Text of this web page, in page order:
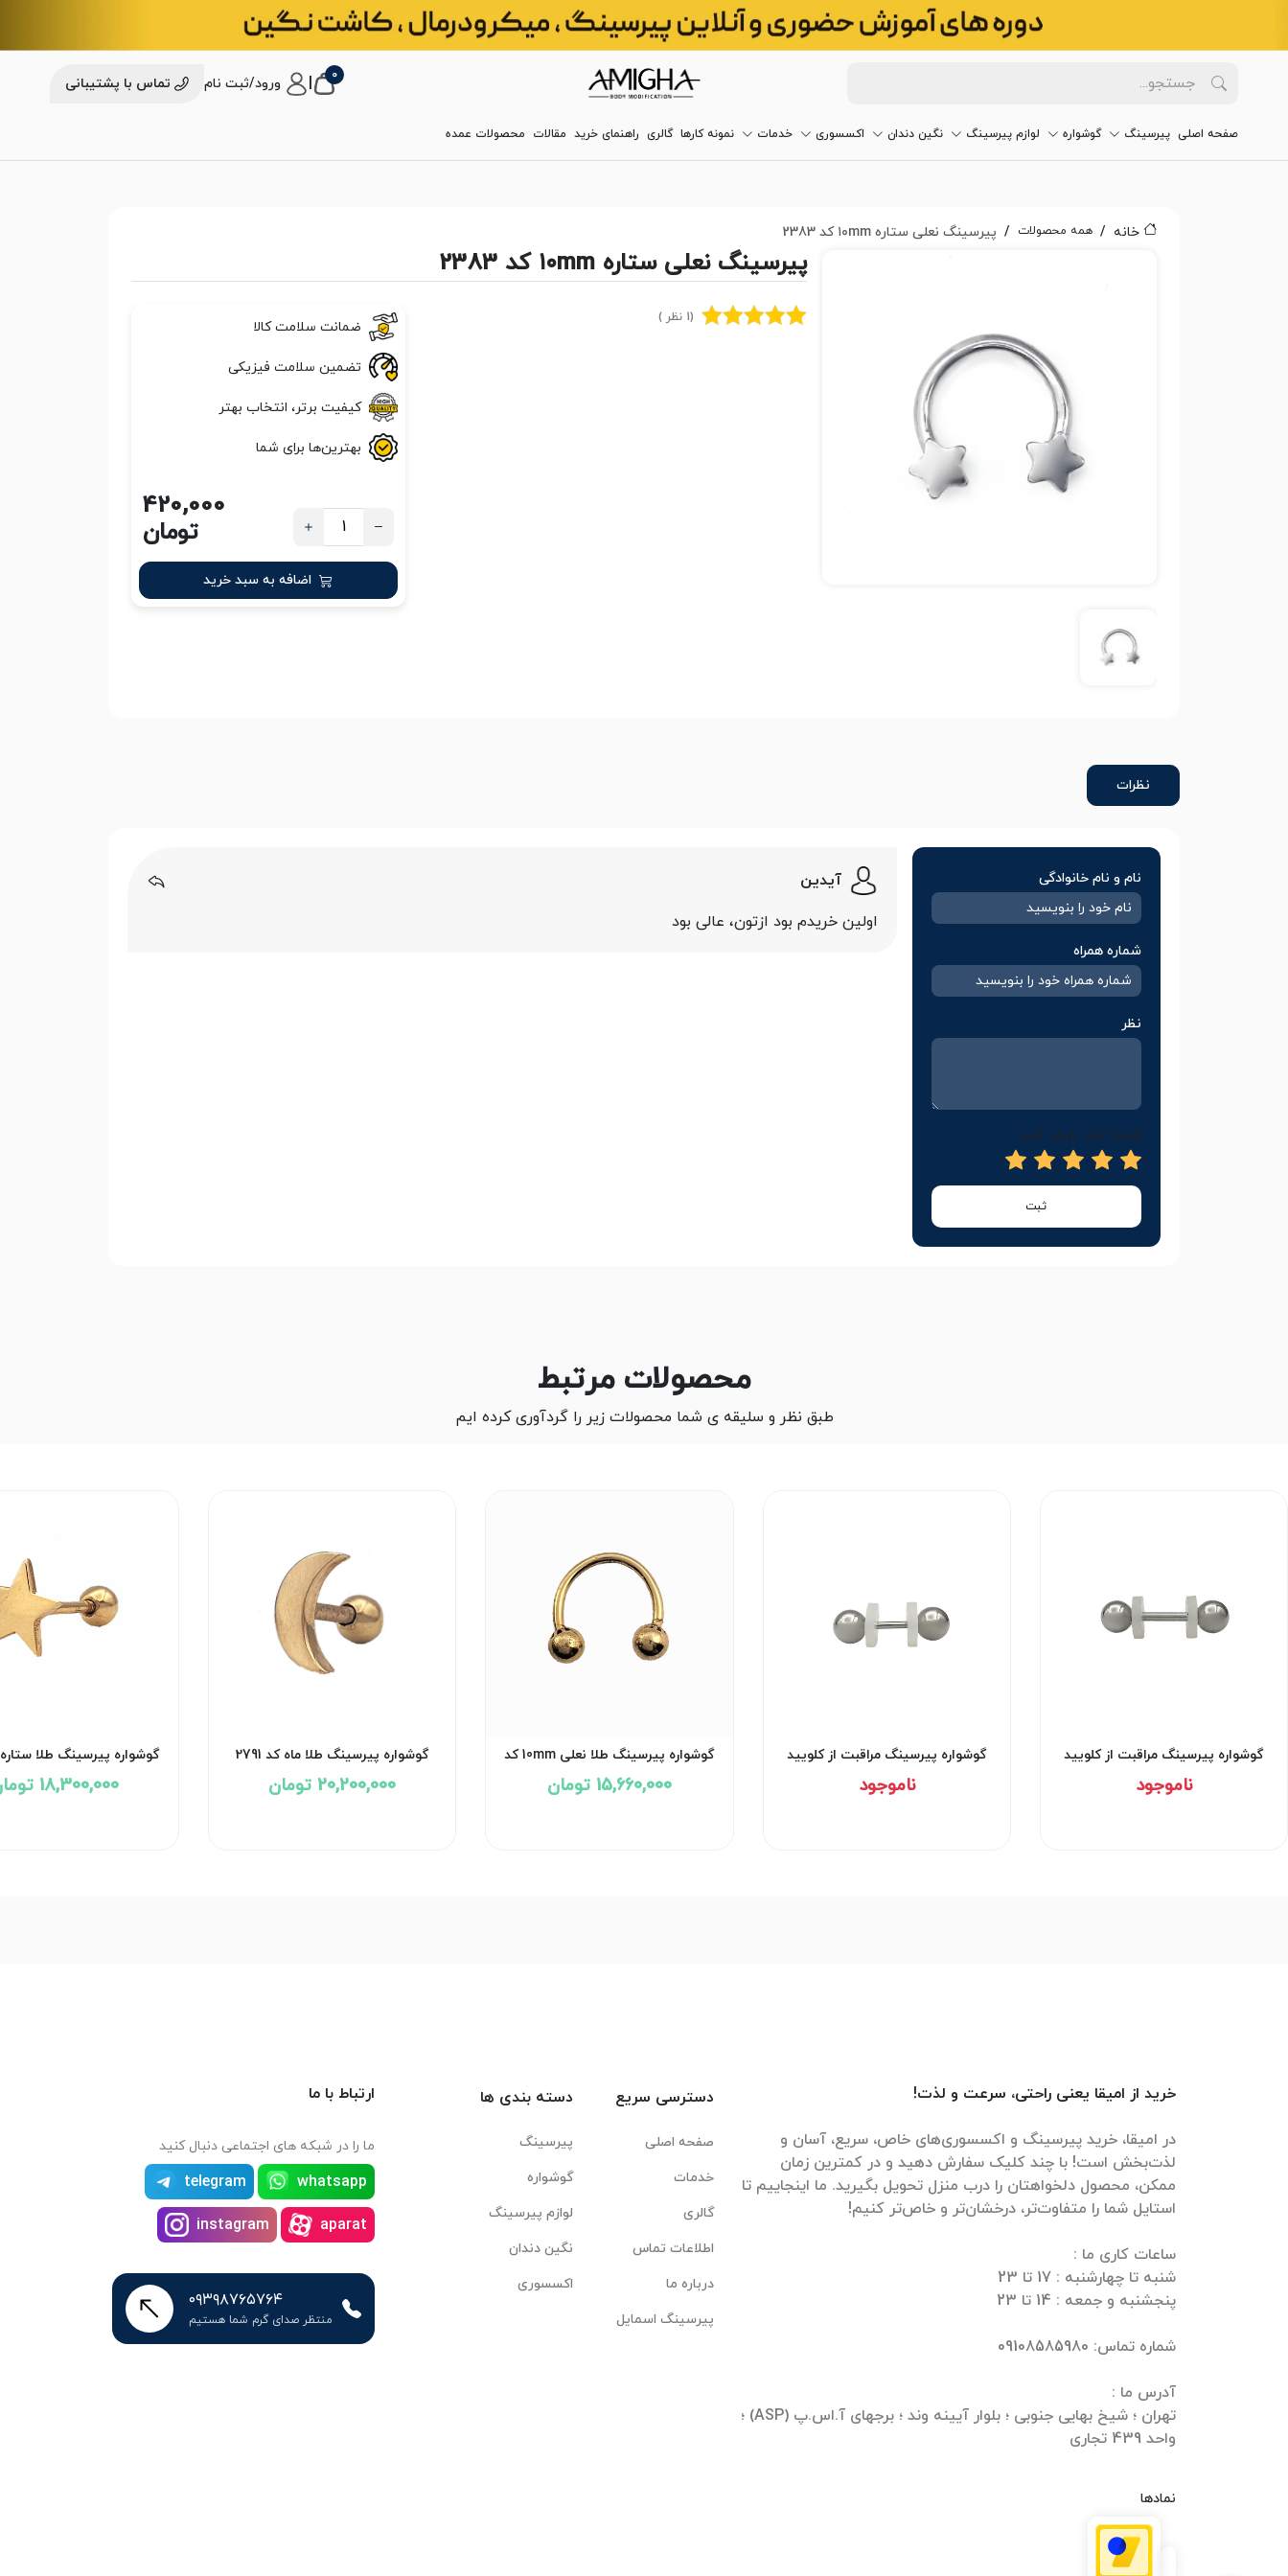
0 ورود/ثبت نام تماس با پشتیبانی
صفحه اصلی پیرسینگ گوشواره لوازم پیرسینگ نگین دندان اکسسوری خدمات نمونه کارها گالری راهنمای خرید مقالات محصولات عمده
خانه همه محصولات پیرسینگ نعلی ستاره ۱۰mm کد 2383
پیرسینگ نعلی ستاره ۱۰mm کد 2383
(1 نظر )
ضمانت سلامت کالا
تضمین سلامت فیزیکی
کیفیت برتر، انتخاب بهتر
بهترین‌ها برای شما
420,000
تومان
اضافه به سبد خرید
نظرات
نام و نام خانوادگی
شماره همراه
نظر
امتیاز خود را وارد کنید
ثبت
آیدین
اولین خریدم بود ازتون، عالی بود
محصولات مرتبط
طبق نظر و سلیقه ی شما محصولات زیر را گردآوری کرده ایم
گوشواره پیرسینگ مراقبت از کلویید
کد۲۹۵۲
ناموجود
گوشواره پیرسینگ مراقبت از کلویید
ناموجود
گوشواره پیرسینگ طلا نعلی 10mm کد
2792
15,660,000 تومان
گوشواره پیرسینگ طلا ماه کد 2791
20,200,000 تومان
گوشواره پیرسینگ طلا ستاره کد
18,300,000 تومان
خرید از امیقا یعنی راحتی، سرعت و لذت!
در امیقا، خرید پیرسینگ و اکسسوری‌های خاص، سریع، آسان و
لذت‌بخش است! با چند کلیک سفارش دهید و در کمترین زمان
ممکن، محصول دلخواهتان را درب منزل تحویل بگیرید. ما اینجاییم تا
تهران ؛ شیخ بهایی جنوبی ؛ بلوار آیینه وند ؛ برجهای آ.اس.پ (ASP) ؛
واحد 439 تجاری
نمادها
دسترسی سریع
صفحه اصلی
خدمات
گالری
اطلاعات تماس
درباره ما
پیرسینگ اسمایل
دسته بندی ها
پیرسینگ
گوشواره
لوازم پیرسینگ
نگین دندان
اکسسوری
ارتباط با ما
ما را در شبکه های اجتماعی دنبال کنید
whatsapp
telegram
aparat
instagram
۰۹۳۹۸۷۶۵۷۶۴
منتظر صدای گرم شما هستیم